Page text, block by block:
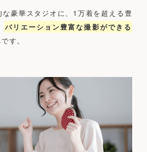
な豪華スタジオに、1万着を超える豊
バリエーション豊富な撮影ができる
す。